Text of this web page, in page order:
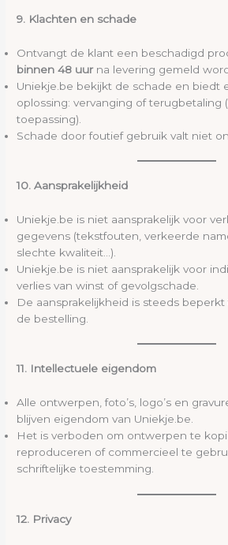
9. Klachten en schade
Ontvangt de klant een beschadigd
binnen 48 uurna levering gemeld
Uniekje.be bekijkt de schade en biedt
oplossing: vervanging of terugbetaling
toepassing).
Schade door foutief gebruik valt niet
10. Aansprakelijkheid
Uniekje.be is niet aansprakelijk voor
gegevens (tekstfouten, verkeerde
slechte kwaliteit…).
Uniekje.be is niet aansprakelijk voor
verlies van winst of gevolgschade.
De aansprakelijkheid is steeds
de bestelling.
11. Intellectuele eigendom
Alle ontwerpen, foto’s, logo’s en
blijven eigendom van Uniekje.be.
Het is verboden om ontwerpen te
reproduceren of commercieel te
schriftelijke toestemming.
12. Privacy